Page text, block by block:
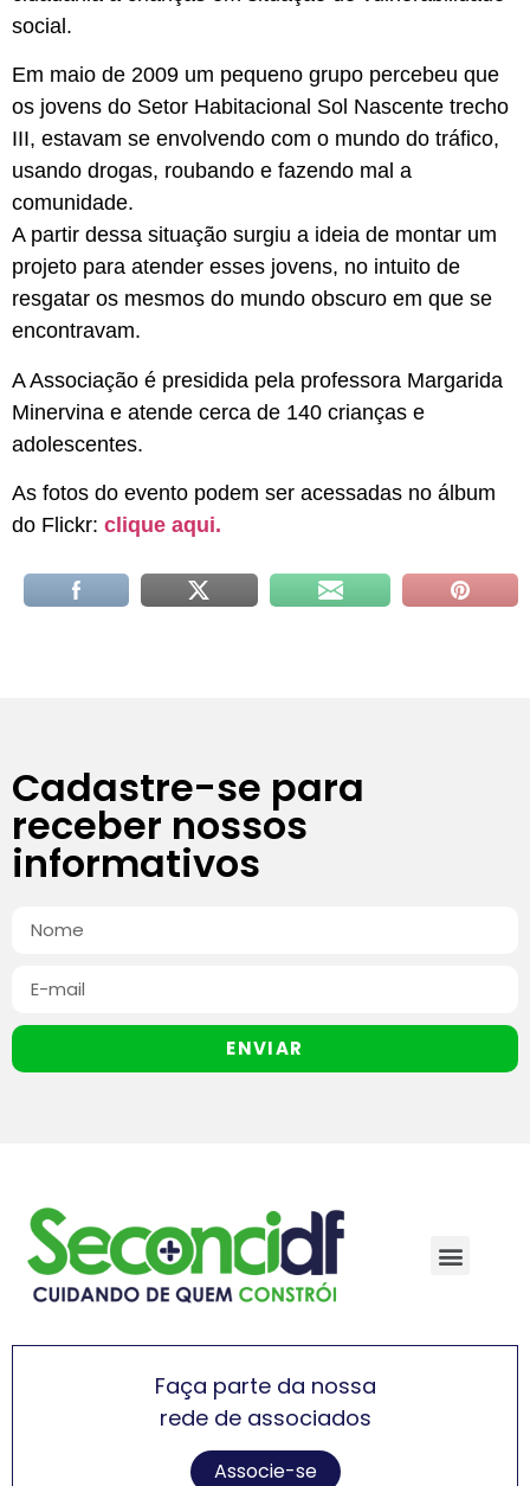
social.
Em maio de 2009 um pequeno grupo percebeu que
os jovens do Setor Habitacional Sol Nascente trecho
III, estavam se envolvendo com o mundo do tráfico,
usando drogas, roubando e fazendo mal a
comunidade.
A partir dessa situação surgiu a ideia de montar um
projeto para atender esses jovens, no intuito de
resgatar os mesmos do mundo obscuro em que se
encontravam.
A Associação é presidida pela professora Margarida
Minervina e atende cerca de 140 crianças e
adolescentes.
As fotos do evento podem ser acessadas no álbum
do Flickr: clique aqui.
Cadastre-se para
receber nossos
informativos
ENVIAR
Faça parte da nossa
rede de associados
Associe-se